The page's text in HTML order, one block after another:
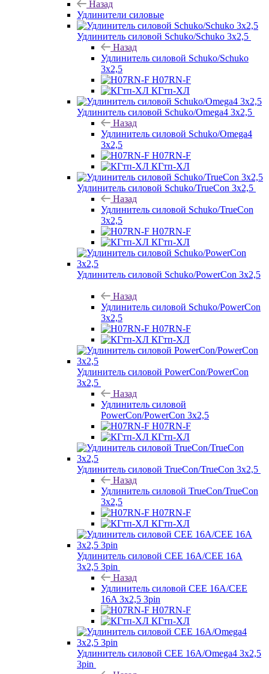
Назад
Удлинители силовые
Удлинитель силовой Schuko/Schuko 3х2,5
Назад
Удлинитель силовой Schuko/Schuko
3х2,5
H07RN-F
КГтп-ХЛ
Удлинитель силовой Schuko/Omega4 3х2,5
Назад
Удлинитель силовой Schuko/Omega4
3х2,5
H07RN-F
КГтп-ХЛ
Удлинитель силовой Schuko/TrueCon 3х2,5
Назад
Удлинитель силовой Schuko/TrueCon
3х2,5
H07RN-F
КГтп-ХЛ
Удлинитель силовой Schuko/PowerCon 3х2,5
Назад
Удлинитель силовой Schuko/PowerCon
3х2,5
H07RN-F
КГтп-ХЛ
Удлинитель силовой PowerCon/PowerCon
3х2,5
Назад
Удлинитель силовой
PowerCon/PowerCon 3х2,5
H07RN-F
КГтп-ХЛ
Удлинитель силовой TrueCon/TrueCon 3х2,5
Назад
Удлинитель силовой TrueCon/TrueCon
3х2,5
H07RN-F
КГтп-ХЛ
Удлинитель силовой CEE 16A/CEE 16A
3х2,5 3pin
Назад
Удлинитель силовой CEE 16A/CEE
16A 3х2,5 3pin
H07RN-F
КГтп-ХЛ
Удлинитель силовой CEE 16A/Omega4 3х2,5
3pin